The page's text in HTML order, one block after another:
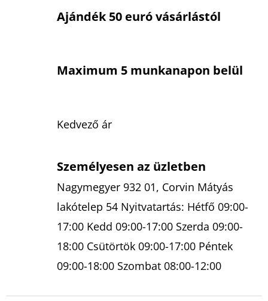
Ajándék 50 euró vásárlástól
Maximum 5 munkanapon belül
Kedvező ár
Személyesen az üzletben
Nagymegyer 932 01, Corvin Mátyás
lakótelep 54 Nyitvatartás: Hétfő 09:00-
17:00 Kedd 09:00-17:00 Szerda 09:00-
18:00 Csütörtök 09:00-17:00 Péntek
09:00-18:00 Szombat 08:00-12:00